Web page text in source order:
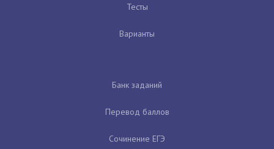
Тесты
Варианты
Банк заданий
Перевод баллов
Сочинение ЕГЭ